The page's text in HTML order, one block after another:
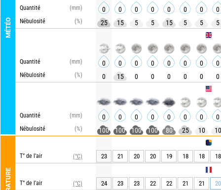
MÉTÉO
Quantité
(mm)
Nébulosité
(%)
UKMO
Quantité
(mm)
Nébulosité
(%)
GFS
Quantité
(mm)
Nébulosité
(%)
METEO
T° de l'air (°C)
T° de l'air (°C)
0 0 0 0 0 0 0
0
25
15 5 5 15 5 5 5
0 0 0 0 0 0 0
0
0
15 0 0 0 0 0 0
0 0 0 0 0 0 0
0
100
100 100 100 80 25 10 10
23 21 20 20 19 18 18 18
24 23 23 22 22 21 21 20